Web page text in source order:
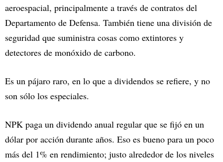
aeroespacial, principalmente a través de contratos del
Departamento de Defensa. También tiene una división de
seguridad que suministra cosas como extintores y
detectores de monóxido de carbono.
Es un pájaro raro, en lo que a dividendos se refiere, y no
son sólo los especiales.
NPK paga un dividendo anual regular que se fijó en un
dólar por acción durante años. Eso es bueno para un poco
más del 1% en rendimiento; justo alrededor de los niveles